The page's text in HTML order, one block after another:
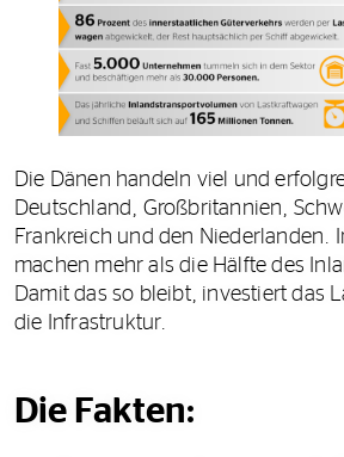
Die Dänen handeln viel und
Deutschland, Großbritannien,
Frankreich und den Niederlanden.
machen mehr als die Hälfte des
Damit das so bleibt, investiert das
die Infrastruktur.
Die Fakten: